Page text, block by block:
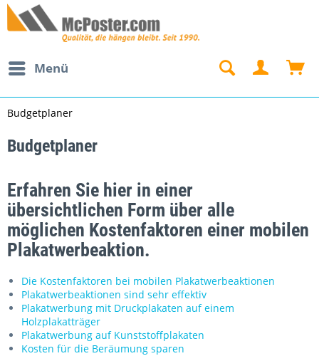
Menü
Budgetplaner
Budgetplaner
Erfahren Sie hier in einer
übersichtlichen Form über alle
möglichen Kostenfaktoren einer mobilen
Plakatwerbeaktion.
Die Kostenfaktoren bei mobilen Plakatwerbeaktionen
Plakatwerbeaktionen sind sehr effektiv
Plakatwerbung mit Druckplakaten auf einem
Holzplakatträger
Plakatwerbung auf Kunststoffplakaten
Kosten für die Beräumung sparen